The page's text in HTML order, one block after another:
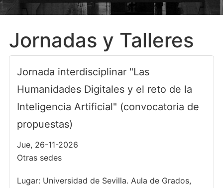
Jornadas y Talleres
Jornada interdisciplinar "Las
Humanidades Digitales y el reto de la
Inteligencia Artificial" (convocatoria de
propuestas)
Jue, 26-11-2026
Otras sedes
Lugar: Universidad de Sevilla. Aula de Grados,